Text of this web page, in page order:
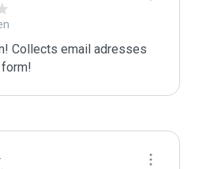
Collects email adresses